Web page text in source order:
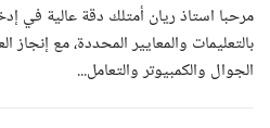
مرحبا استاذ ريان أمتلك دقة عالية في
بالتعليمات والمعايير المحددة، مع
الجوال والكمبيوتر والتعامل...